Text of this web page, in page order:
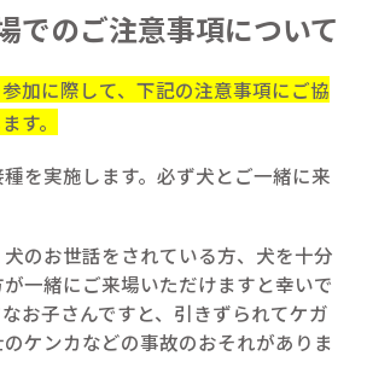
でのご注意事項について
加に際して、下記の注意事項にご協
す。
を実施します。必ず犬とご一緒に来
のお世話をされている方、犬を十分
一緒にご来場いただけますと幸いで
お子さんですと、引きずられてケガ
ケンカなどの事故のおそれがありま